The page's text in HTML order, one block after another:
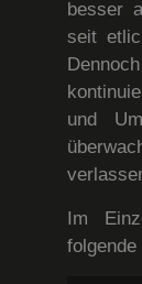
besser
seit
und
Im